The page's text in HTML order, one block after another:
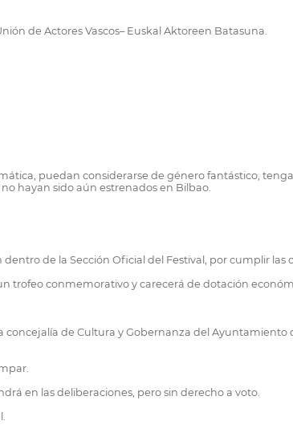
de Actores Vascos– Euskal Aktoreen Batasuna.
puedan considerarse de género fantástico,
hayan sido aún estrenados en Bilbao.
de la Sección Oficial del Festival, por cumplir
trofeo conmemorativo y carecerá de dotación
de Cultura y Gobernanza del Ayuntamiento
en las deliberaciones, pero sin derecho a voto.